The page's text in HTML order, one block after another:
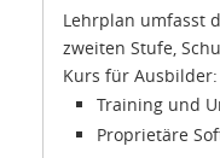
Lehrplan umfasst
zweiten Stufe,
Kurs für Ausbilder:
Training und
Proprietäre